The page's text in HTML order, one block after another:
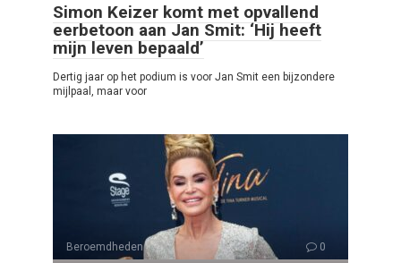
Simon Keizer komt met opvallend
eerbetoon aan Jan Smit: ‘Hij heeft
mijn leven bepaald’
Dertig jaar op het podium is voor Jan Smit een bijzondere
mijlpaal, maar voor
Beroemdheden 0